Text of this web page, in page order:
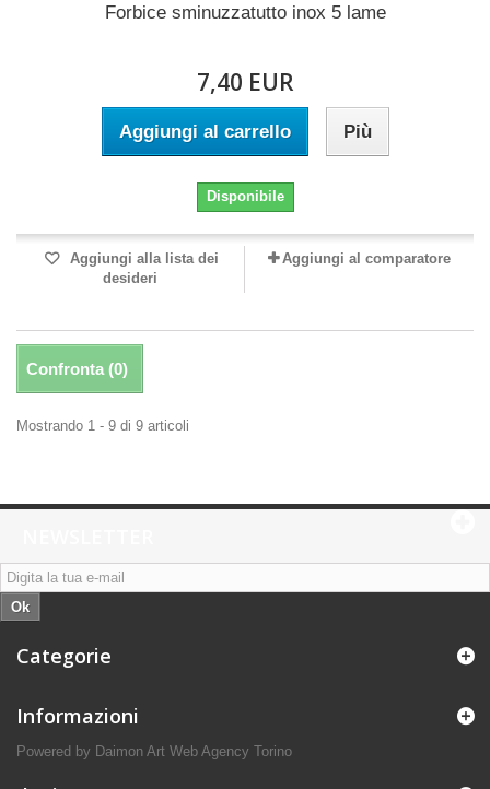
Forbice sminuzzatutto inox 5 lame
7,40 EUR
Aggiungi al carrello Più
Disponibile
Aggiungi alla lista dei
desideri
Aggiungi al comparatore
Confronta (0)
Mostrando 1 - 9 di 9 articoli
Ok
Categorie
Informazioni
Powered by Daimon Art Web Agency Torino